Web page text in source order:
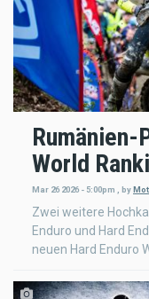
Rumänien-
World
Mar 26 2026 - 5:00pm by
Zwei weitere
Enduro und Hard
neuen Hard Enduro